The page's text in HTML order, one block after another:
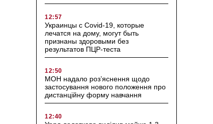
12:57
Украинцы с Covid-19, которые
лечатся на дому, могут быть
признаны здоровыми без
результатов ПЦР-теста
12:50
МОН надало роз’яснення щодо
застосування нового положення про
дистанційну форму навчання
12:40